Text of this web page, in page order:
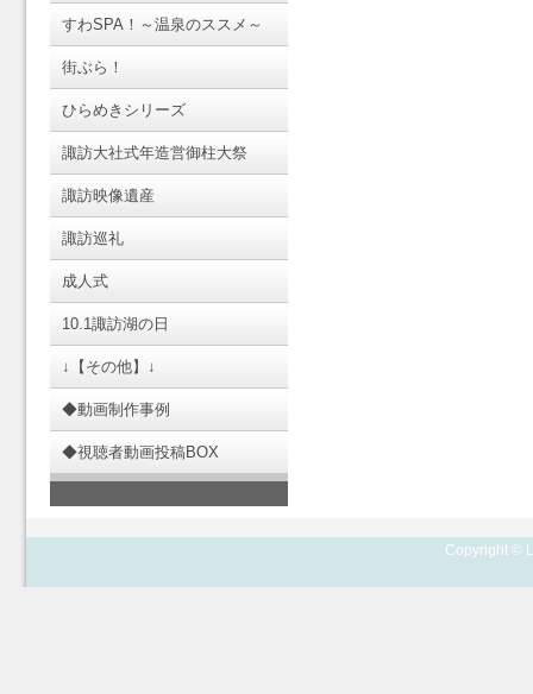
すわSPA！～温泉のススメ～
街ぶら！
ひらめきシリーズ
諏訪大社式年造営御柱大祭
諏訪映像遺産
諏訪巡礼
成人式
10.1諏訪湖の日
↓【その他】↓
◆動画制作事例
◆視聴者動画投稿BOX
Copyright ©